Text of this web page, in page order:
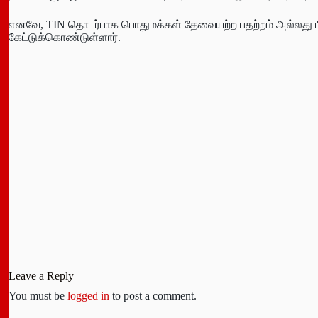
எனவே, TIN தொடர்பாக பொதுமக்கள் தேவையற்ற பதற்றம்
கேட்டுக்கொண்டுள்ளார்.
Leave a Reply
You must be logged in to post a comment.